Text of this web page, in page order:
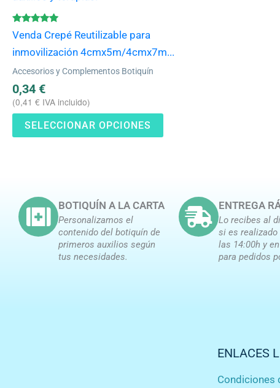
Valorado
con
4.83
de 5
Venda Crepé Reutilizable para
inmovilización 4cmx5m/4cmx7m...
Accesorios y Complementos Botiquín
0,34 €
(0,41 € IVA incluido)
SELECCIONAR OPCIONES
en
BOTIQUÍN A LA CARTA
Personalizamos el
contenido del botiquín de
primeros auxilios según
tus necesidades.
ENTREGA
Lo recibes al
si es realizado
las 14:00h y
para pedidos
ENLACES
Condiciones